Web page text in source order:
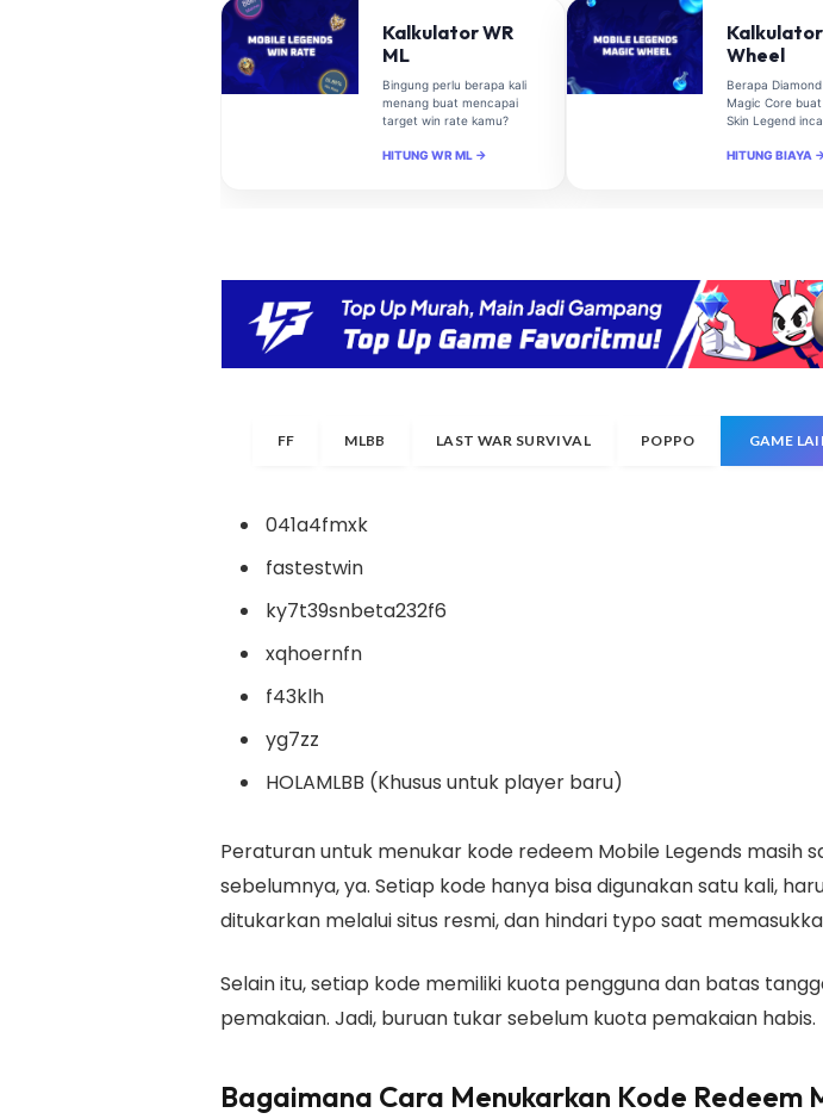
Kalkulator WR
ML
Bingung perlu berapa kali
menang buat mencapai
target win rate kamu?
HITUNG WR ML →
Wheel
Berapa
Magic Core
Skin Legend
HITUNG BIAYA
FF MLBB LAST WAR SURVIVAL POPPO GAME
041a4fmxk
fastestwin
ky7t39snbeta232f6
xqhoernfn
f43klh
yg7zz
HOLAMLBB (Khusus untuk player baru)
Peraturan untuk menukar kode redeem Mobile Legends masih
sebelumnya, ya. Setiap kode hanya bisa digunakan satu kali,
ditukarkan melalui situs resmi, dan hindari typo saat
Selain itu, setiap kode memiliki kuota pengguna dan batas
pemakaian. Jadi, buruan tukar sebelum kuota pemakaian habis.
Bagaimana Cara Menukarkan Kode Redeem